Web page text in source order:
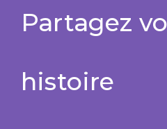
Partagez
histoire